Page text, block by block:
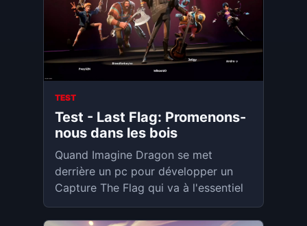
TEST
Test - Last Flag: Promenons-
nous dans les bois
Quand Imagine Dragon se met
derrière un pc pour développer un
Capture The Flag qui va à l'essentiel